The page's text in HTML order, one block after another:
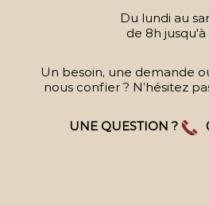
Du lundi au
de 8h jusqu'à
Un besoin, une demande
nous confier ? N’hésitez
UNE QUESTION ?